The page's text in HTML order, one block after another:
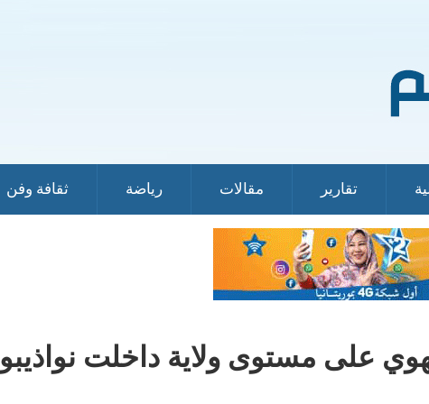
تقارير مقالات رياضة ثقافة وفن
على مستوى ولاية داخلت نواذيبو